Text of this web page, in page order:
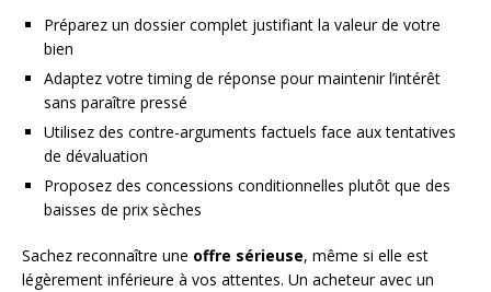
Préparez un dossier complet justifiant la valeur de votre
bien
Adaptez votre timing de réponse pour maintenir l’intérêt
sans paraître pressé
Utilisez des contre-arguments factuels face aux tentatives
de dévaluation
Proposez des concessions conditionnelles plutôt que des
baisses de prix sèches
Sachez reconnaître une offre sérieuse, même si elle est
légèrement inférieure à vos attentes. Un acheteur avec un